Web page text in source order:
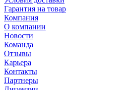
Гарантия на товар
Компания
О компании
Новости
Команда
Отзывы
Карьера
Контакты
Партнеры